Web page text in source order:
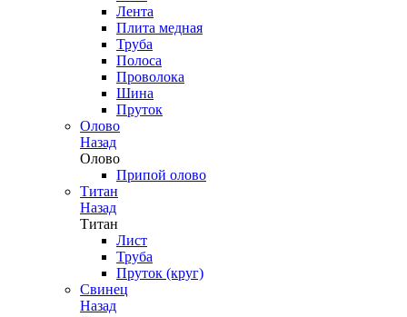
Лента
Плита медная
Труба
Полоса
Проволока
Шина
Пруток
Олово
Назад
Олово
Припой олово
Титан
Назад
Титан
Лист
Труба
Пруток (круг)
Свинец
Назад